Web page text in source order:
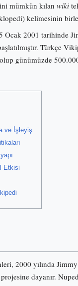
mümkün kılan wiki
kelimesinin
Ocak 2001 tarihinde
Türkçe
günümüzde
ve İşleyiş
Etkisi
2000 yılında Jimmy
projesine dayanır.